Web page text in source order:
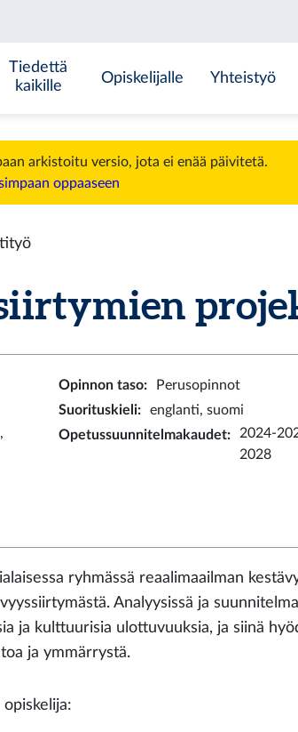
Tiedettä
kaikille
Opiskelijalle Yhteistyö
arkistoitu versio, jota ei enää päivitetä.
oppaaseen
Opinnon taso:
Perusopinnot
Suorituskieli:
englanti, suomi
Opetussuunnitelmakaudet:
2024-
2028
ryhmässä reaalimaailman
Analyysissä ja
ja kulttuurisia ulottuvuuksia, ja siinä
ja ymmärrystä.